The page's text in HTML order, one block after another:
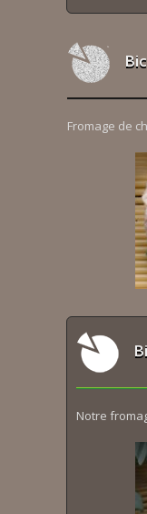
Fromage de
Notre